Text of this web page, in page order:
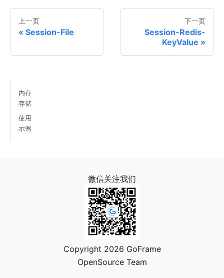
上一页
Session-File
下一页
Session-Redis-
KeyValue
内存
存储
使用
示例
微信关注我们
Copyright 2026 GoFrame
OpenSource Team